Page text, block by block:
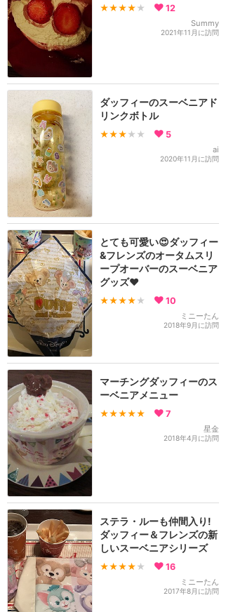
★★★★ ★ 12
Summy
2021年11月に訪問
ダッフィーのスーベニアド
リンクボトル
★★★ ★★ 5
ai
2020年11月に訪問
とても可愛い😍ダッフィー
&フレンズのオータムスリ
ープオーバーのスーベニア
グッズ❤️
★★★★ ★ 10
ミニーたん
2018年9月に訪問
マーチングダッフィーのス
ーベニアメニュー
★★★★★ 7
星金
2018年4月に訪問
ステラ・ルーも仲間入り!
ダッフィー＆フレンズの新
しいスーベニアシリーズ
★★★★ ★ 16
ミニーたん
2017年8月に訪問